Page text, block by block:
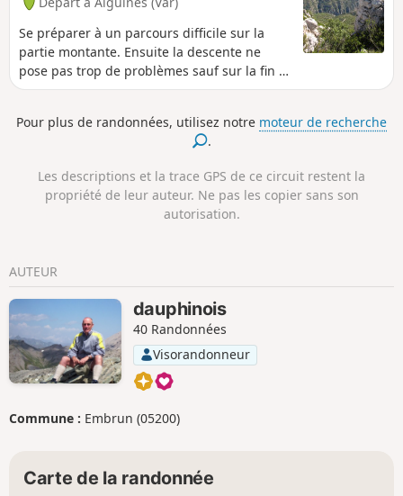
Se préparer à un parcours difficile sur la
partie montante. Ensuite la descente ne
pose pas trop de problèmes sauf sur la fin le
sentier est un peu escarpé.
Pour plus de randonnées, utilisez notre moteur de recherche
.
Les descriptions et la trace GPS de ce circuit restent la
propriété de leur auteur. Ne pas les copier sans son
autorisation.
AUTEUR
dauphinois
40 Randonnées
Visorandonneur
Commune : Embrun (05200)
Carte de la randonnée